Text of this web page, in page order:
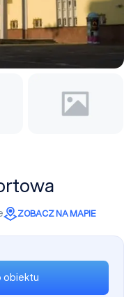
ZOBACZ NA MAPIE
obiektu